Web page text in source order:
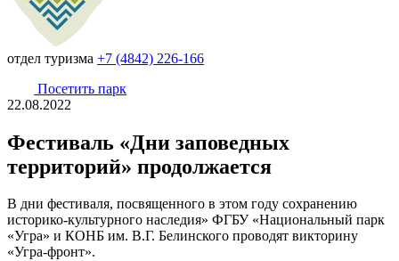
отдел туризма +7 (4842) 226-166
Посетить парк
22.08.2022
Фестиваль «Дни заповедных
территорий» продолжается
В дни фестиваля, посвященного в этом году сохранению
историко-культурного наследия» ФГБУ «Национальный парк
«Угра» и КОНБ им. В.Г. Белинского проводят викторину
«Угра-фронт».